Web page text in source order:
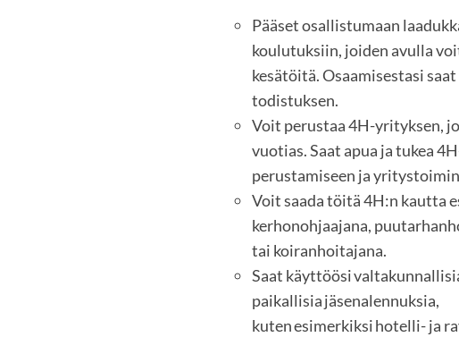
Pääset osallistumaan
koulutuksiin, joiden avulla
kesätöitä. Osaamisestasi
todistuksen.
Voit perustaa 4H-yrityksen,
vuotias. Saat apua ja tukea
perustamiseen ja
Voit saada töitä 4H:n kautta
kerhonohjaajana,
tai koiranhoitajana.
Saat käyttöösi
paikallisia jäsenalennuksia,
kuten esimerkiksi hotelli- ja